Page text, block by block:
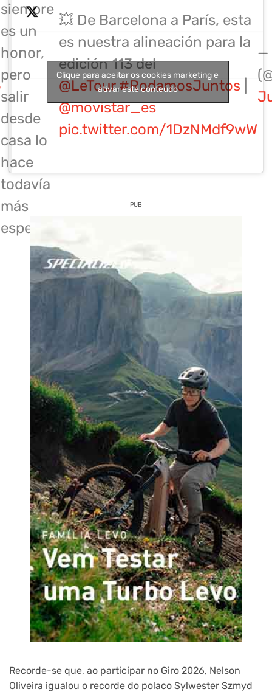
siempre
es un
honor,
pero
salir
desde
casa lo
hace
todavía
más
especial.
💥 De Barcelona a París, esta
es nuestra alineación para la
edición 113 del
@LeTour.#RodamosJuntos
@movistar_es
pic.twitter.com/1DzNMdf9wW
—
Clique para aceitar os cookies marketing e
ativar este conteúdo
PUB
Recorde-se que, ao participar no Giro 2026, Nelson
Oliveira igualou o recorde do polaco Sylwester Szmyd